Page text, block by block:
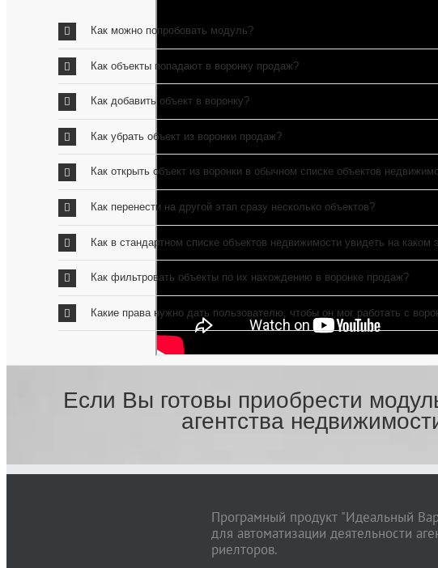
Как можно попробовать модуль?
Как объекты попадают в воронку продаж?
Как добавить объект в воронку?
Как убрать объект из воронки продаж?
Как открыть объект из воронки в обычном списке объектов
Как перенести на другой этап сразу несколько объектов?
Как в стандартном списке объектов недвижимости увидеть на каком
Как фильтровать объекты по их нахождению в воронке продаж?
Какие права нужно дать пользователю, чтобы он мог работать с
Если Вы готовы приобрести
агентства
Програмный продукт "Идеальный
для автоматизации деятельности
риелторов.